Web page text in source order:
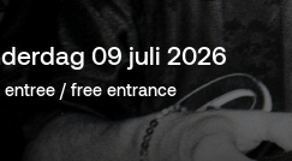
09 juli 2026
entree / free entrance